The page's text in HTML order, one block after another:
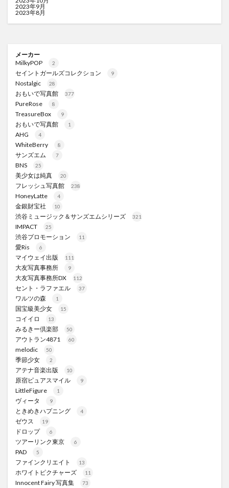
2023年9月
2023年8月
メーカー
MilkyPOP
2
セイントガールズコレクション 9
Nostalgic 28
おもいで写真館 377
PureRose 8
TreasureBox 9
おもいで写真館 1
AHG 4
WhiteBerry 8
サンズエム 7
BNS 25
美少女は純真 20
フレッシュ写真館 238
HoneyLatte 4
金銀財宝社 10
渋谷ミュージック＆サンズエムシリーズ 321
IMPACT 25
渋谷プロモーション 11
愛Ris 6
マイウェイ出版 111
大友写真事務所 9
大友写真事務所DX 112
セント・ラファエル 37
ワルツの森 1
国宝級美少女 15
コイイロ 13
みるきー倶楽部 50
アウトラン4871 60
melodic 50
季節少女 2
アテナ音楽出版 10
原宿ピュアスマイル 9
LittleFigure 1
ヴィータ 9
ときめきハプニング 4
ゼウス 19
ドロップ 6
ツアーリンク東京 6
PAD 5
ファインクリエイト 13
ホワイトピクチャーズ 11
Innocent Fairy 写真集 73